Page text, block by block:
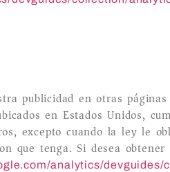
publicidad en otras
en Estados Unidos,
excepto cuando la ley le
que tenga. Si desea
analytics/